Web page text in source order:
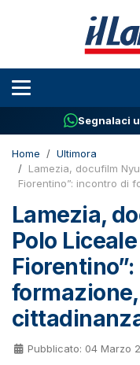
Segnalaci
Home
Ultimora
Lamezia, docufilm
Fiorentino”: incontro di
Lamezia,
Polo
Pubblicato: 04 Marzo